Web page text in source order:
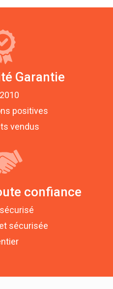
Garantie
positives
vendus
confiance
sécurisée